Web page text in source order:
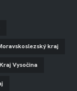
kraj
Kraj Vysočina